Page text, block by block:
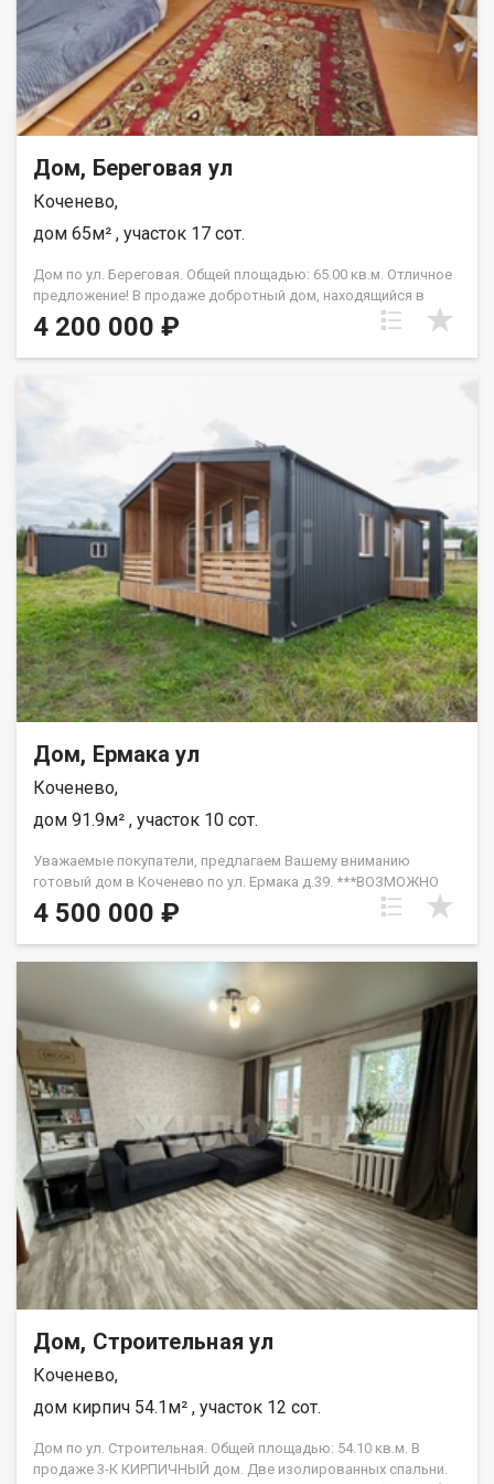
Дом, Береговая ул
Коченево,
дом 65м² , участок 17 сот.
Дом по ул. Береговая. Общей площадью: 65.00 кв.м. Отличное
предложение! В продаже добротный дом, находящийся в
одном из самых живописных мест Новосибирской области, в
хорошем состоянии. Общая площадь 65 кв. м., участок 17 сот.
В доме 3 раздельные комнаты, кухня, санузел., душевая
сделку, документы готовы. По всем вопросам звоните,
покажем в любое удобное для Вас время, по
предварительной договоренности. Возможен обмен на вашу
недвижимость. Возможна продажа в рассрочку. При звонке,
пожалуйста, сообщите номер варианта - JV080541100586.
4 200 000 ₽
Дом, Ермака ул
Коченево,
дом 91.9м² , участок 10 сот.
Уважаемые покупатели, предлагаем Вашему вниманию
готовый дом в Коченево по ул. Ермака д.39. ***ВОЗМОЖНО
ЕГО КУПИТЬ ПО СЕЛЬСКОЙ ИПОТЕКЕ СО СТАВКОЙ 3%***
КОНСТРУКТИВ ДОМА: *фундамент - ж/б сваи, * стены - СИП
панель * трехкамерные стеклопакеты, * фасад-
металопрофиль + планкен * внутри-черновая отделка, плиты
ЮЗБ, * два окна в пол с выходом на террасу в кухне-
гостиной. ИНЖЕНЕРИЯ: * канализация- септик объемом 4 куба,
* центральная вода, * отопление- теплые полы, которые
греются электрокотлом котлом, * заведено электричество
мощностью 15 кВт, выполнена разводка по дому,
установлены розетки и выключатели, *в доме высота
потолков от 2,5 м у стены до 3,5 в коньке. ПЛАНИРОВКА:
*две изолированные комнаты, *большая кухня-гостинная
(22кв.м) с выходом на террасу, *котельная при входе, в
которой можно оборудовать систему хранения Готовы
рассмотреть ВСЕ варианты обмена с Вашей доплатой.
Приходите и увидьте все собственными глазами. Приглашаем
на просмотры! Код пользователя: 54332 Номер в базе:
9181258
4 500 000 ₽
Дом, Строительная ул
Коченево,
дом кирпич 54.1м² , участок 12 сот.
Дом по ул. Строительная. Общей площадью: 54.10 кв.м. В
продаже 3-К КИРПИЧНЫЙ дом. Две изолированных спальни.